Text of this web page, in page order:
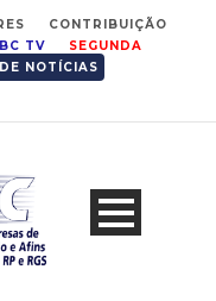
CONTRIBUIÇÃO
TV
SEGUNDA
NOTÍCIAS